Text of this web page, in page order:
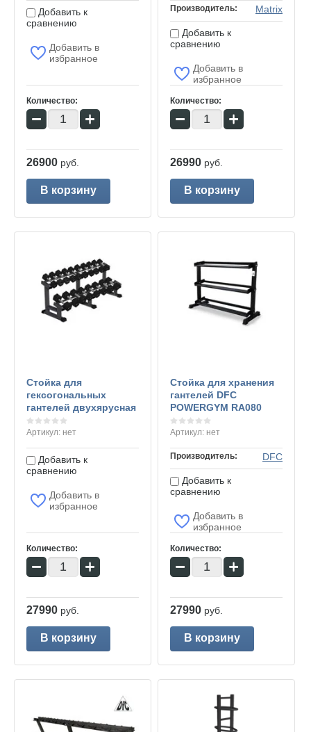
Добавить к
сравнению
Добавить в
избранное
Количество:
− +
26900 руб.
В корзину
Производитель: Matrix
Добавить к
сравнению
Добавить в
избранное
Количество:
− +
26990 руб.
В корзину
Стойка для
гексогональных
гантелей двухярусная
Артикул: нет
Добавить к
сравнению
Добавить в
избранное
Количество:
− +
27990 руб.
В корзину
Стойка для хранения
гантелей DFC
POWERGYM RA080
Артикул:нет
Производитель: DFC
Добавить к
сравнению
Добавить в
избранное
Количество:
− +
27990 руб.
В корзину